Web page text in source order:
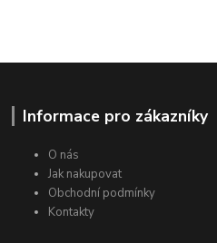
Informace pro zákazníky
O nás
Jak nakupovat
Obchodní podmínky
Kontakty